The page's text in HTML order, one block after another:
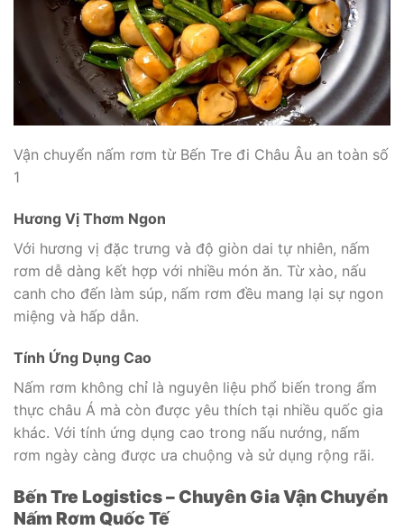
Vận chuyển nấm rơm từ Bến Tre đi Châu Âu an toàn số
1
Hương Vị Thơm Ngon
Với hương vị đặc trưng và độ giòn dai tự nhiên, nấm
rơm dễ dàng kết hợp với nhiều món ăn. Từ xào, nấu
canh cho đến làm súp, nấm rơm đều mang lại sự ngon
miệng và hấp dẫn.
Tính Ứng Dụng Cao
Nấm rơm không chỉ là nguyên liệu phổ biến trong ẩm
thực châu Á mà còn được yêu thích tại nhiều quốc gia
khác. Với tính ứng dụng cao trong nấu nướng, nấm
rơm ngày càng được ưa chuộng và sử dụng rộng rãi.
Bến Tre Logistics – Chuyên Gia Vận Chuyển
Nấm Rơm Quốc Tế